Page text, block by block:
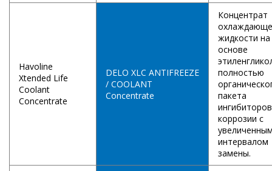
Havoline
Xtended Life
Coolant
Concentrate
DELO XLC ANTIFREEZE
/ COOLANT
Concentrate
Концентрат
жидкости на
основе
полностью
пакета
ингибиторов
коррозии с
интервалом
замены.